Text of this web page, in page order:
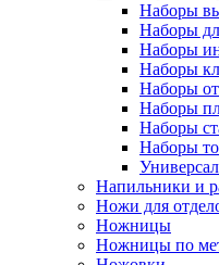
Наборы
Наборы
Наборы
Наборы
Наборы
Наборы
Наборы
Наборы
Напильники и
Ножи для
Ножницы
Ножницы по